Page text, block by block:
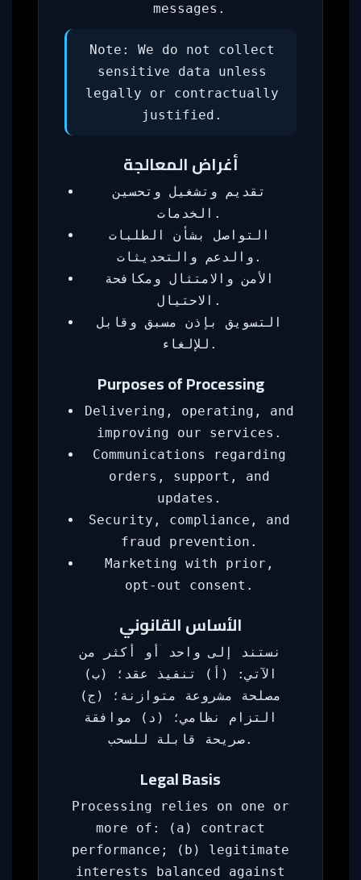
messages.
Note: We do not collect
sensitive data unless
legally or contractually
justified.
أغراض المعالجة
تقديم وتشغيل وتحسين
الخدمات.
التواصل بشأن الطلبات
والدعم والتحديثات.
الأمن والامتثال ومكافحة
الاحتيال.
التسويق بإذن مسبق وقابل
للإلغاء.
Purposes of Processing
Delivering, operating, and
improving our services.
Communications regarding
orders, support, and
updates.
Security, compliance, and
fraud prevention.
Marketing with prior,
opt‑out consent.
الأساس القانوني
نستند إلى واحد أو أكثر من
الآتي: (أ) تنفيذ عقد؛ (ب)
مصلحة مشروعة متوازنة؛ (ج)
التزام نظامي؛ (د) موافقة
صريحة قابلة للسحب.
Legal Basis
Processing relies on one or
more of: (a) contract
performance; (b) legitimate
interests balanced against